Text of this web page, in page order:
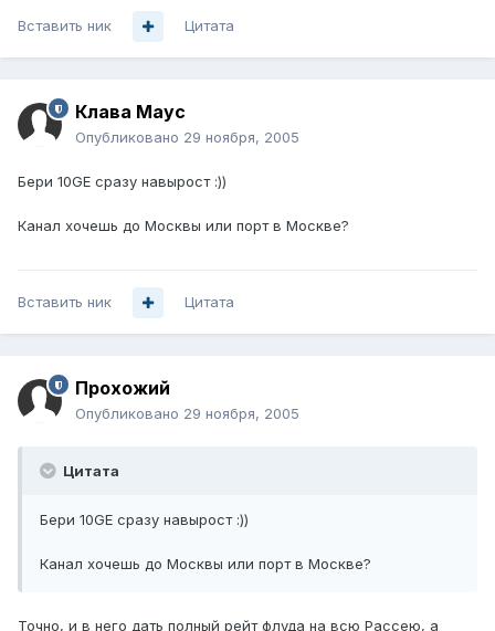
Вставить ник Цитата
Клава Маус
Опубликовано 29 ноября, 2005
Бери 10GE сразу навырост :))
Канал хочешь до Москвы или порт в Москве?
Вставить ник Цитата
Прохожий
Опубликовано 29 ноября, 2005
Цитата
Бери 10GE сразу навырост :))
Канал хочешь до Москвы или порт в Москве?
Точно, и в него дать полный рейт флуда на всю Рассею, а